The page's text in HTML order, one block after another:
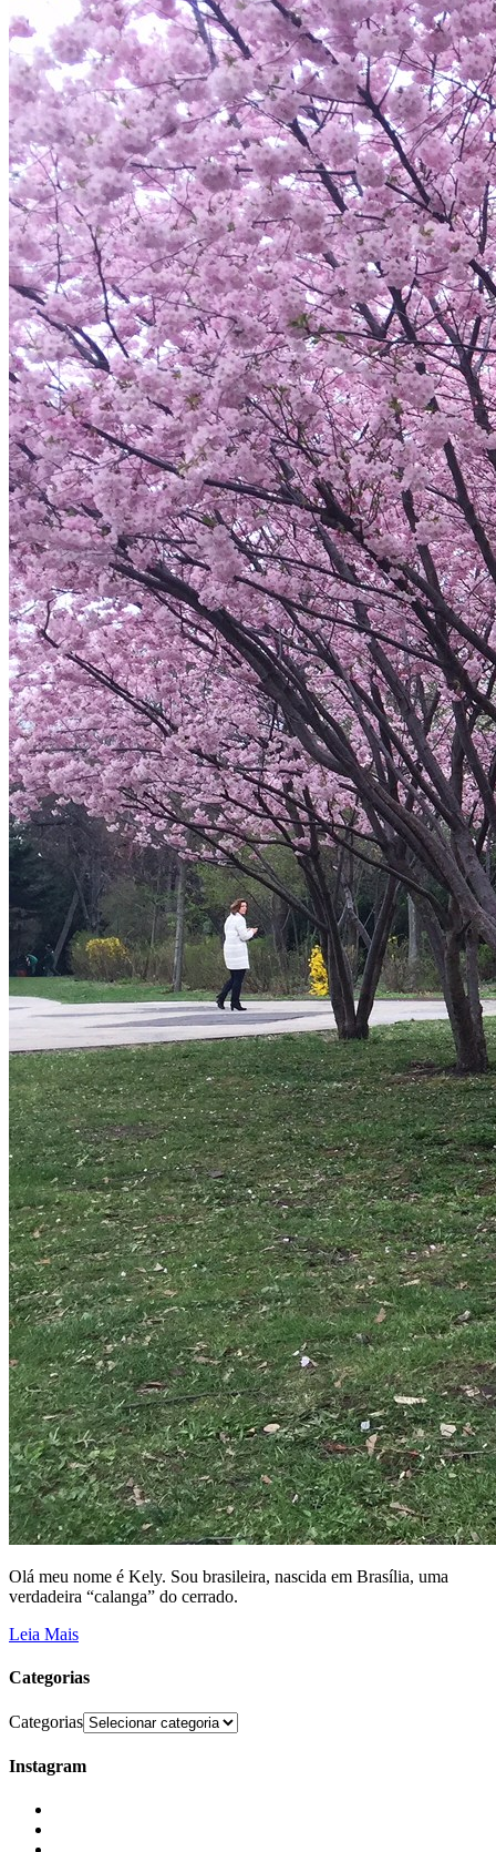
Olá meu nome é Kely. Sou brasileira, nascida em Brasília, uma
verdadeira “calanga” do cerrado.
Leia Mais
Categorias
Categorias
Instagram